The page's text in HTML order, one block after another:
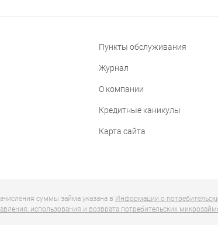
Пункты обслуживания
Журнал
О компании
Кредитные каникулы
Карта сайта
суммы займа указана в Информации о
использования и возврата потребительских